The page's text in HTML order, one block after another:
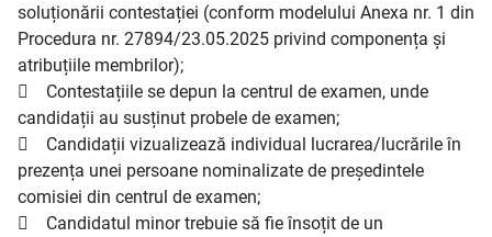
soluționării contestației (conform modelului Anexa nr. 1 din
Procedura nr. 27894/23.05.2025 privind componența și
atribuțiile membrilor);
 Contestațiile se depun la centrul de examen, unde
candidații au susținut probele de examen;
 Candidații vizualizează individual lucrarea/lucrările în
prezența unei persoane nominalizate de președintele
comisiei din centrul de examen;
 Candidatul minor trebuie să fie însoțit de un